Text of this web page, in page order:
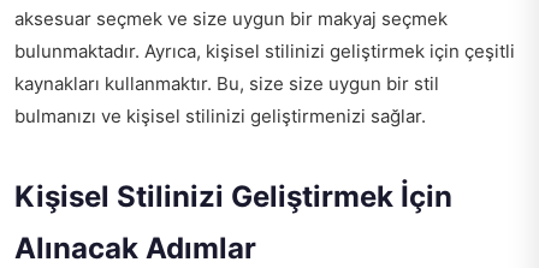
aksesuar seçmek ve size uygun bir makyaj seçmek
bulunmaktadır. Ayrıca, kişisel stilinizi geliştirmek için çeşitli
kaynakları kullanmaktır. Bu, size size uygun bir stil
bulmanızı ve kişisel stilinizi geliştirmenizi sağlar.
Kişisel Stilinizi Geliştirmek İçin
Alınacak Adımlar